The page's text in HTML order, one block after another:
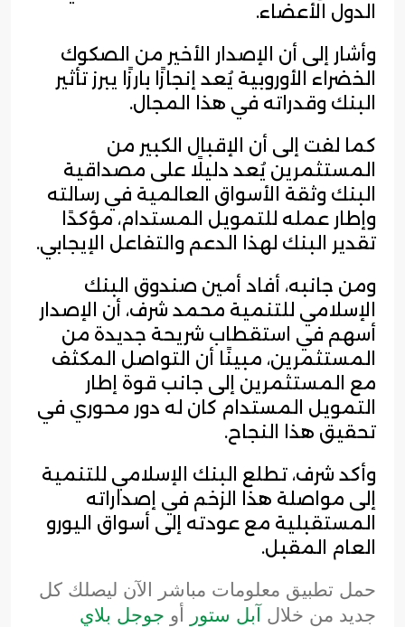
الدول الأعضاء.
وأشار إلى أن الإصدار الأخير من الصكوك
الخضراء الأوروبية يُعد إنجازًا بارزًا يبرز تأثير
البنك وقدراته في هذا المجال.
كما لفت إلى أن الإقبال الكبير من
المستثمرين يُعد دليلًا على مصداقية
البنك وثقة الأسواق العالمية في رسالته
وإطار عمله للتمويل المستدام، مؤكدًا
تقدير البنك لهذا الدعم والتفاعل الإيجابي.
ومن جانبه، أفاد أمين صندوق البنك
الإسلامي للتنمية محمد شرف، أن الإصدار
أسهم في استقطاب شريحة جديدة من
المستثمرين، مبينًا أن التواصل المكثف
مع المستثمرين إلى جانب قوة إطار
التمويل المستدام كان له دور محوري في
تحقيق هذا النجاح.
وأكد شرف، تطلع البنك الإسلامي للتنمية
إلى مواصلة هذا الزخم في إصداراته
المستقبلية مع عودته إلى أسواق اليورو
العام المقبل.
حمل تطبيق معلومات مباشر الآن ليصلك كل
جديد من خلال
آبل ستور أو جوجل بلاي